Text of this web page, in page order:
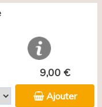
9,00 €
Ajouter